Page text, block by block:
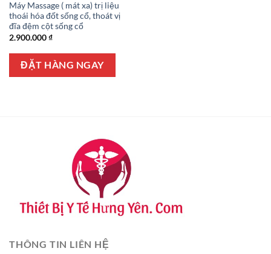
Máy Massage ( mát xa) trị liệu
thoái hóa đốt sống cổ, thoát vị
đĩa đệm cột sống cổ
2.900.000₫
ĐẶT HÀNG NGAY
THÔNG TIN LIÊN HỆ